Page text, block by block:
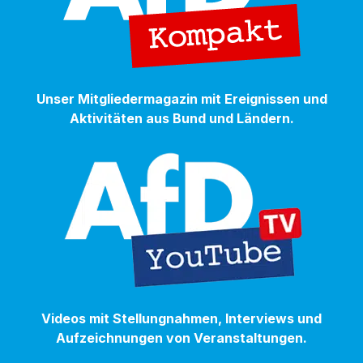
Unser Mitgliedermagazin mit Ereignissen und
Aktivitäten aus Bund und Ländern.
Videos mit Stellungnahmen, Interviews und
Aufzeichnungen von Veranstaltungen.